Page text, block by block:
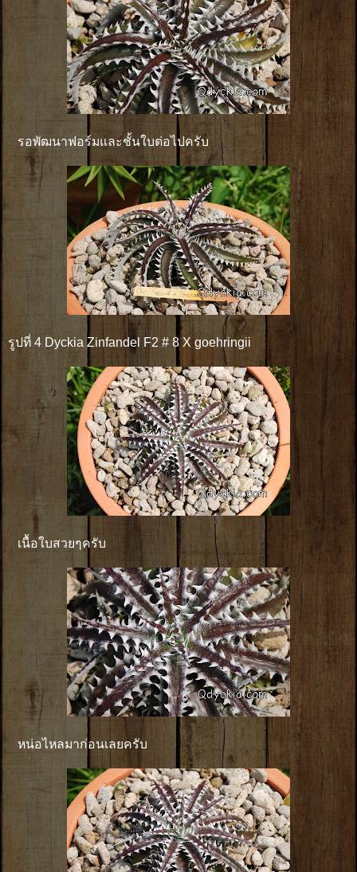
รอพัฒนาฟอร์มและชั้นใบต่อไปครับ
รูปที่ 4 Dyckia Zinfandel F2 # 8 X goehringii
เนื้อใบสวยๆครับ
หน่อไหลมาก่อนเลยครับ